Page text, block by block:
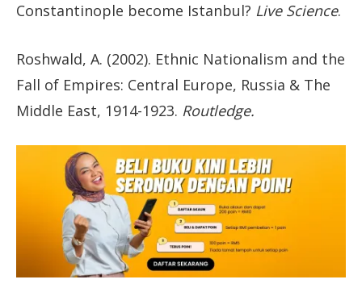
Constantinople become Istanbul? Live Science.
Roshwald, A. (2002). Ethnic Nationalism and the
Fall of Empires: Central Europe, Russia & The
Middle East, 1914-1923. Routledge.